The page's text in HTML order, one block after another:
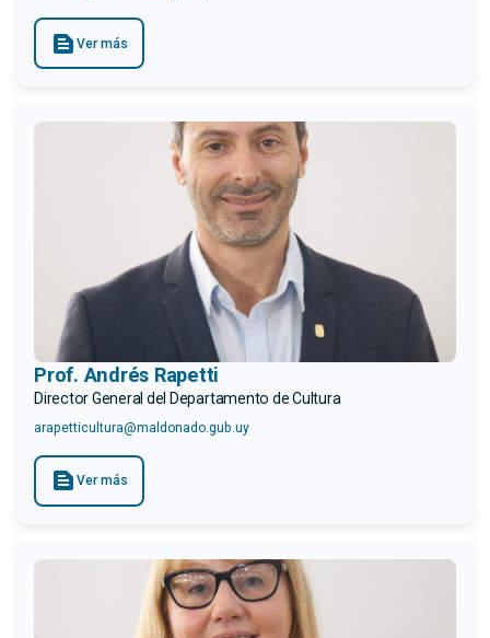
text_snippet Ver más
Prof. Andrés Rapetti
Director General del Departamento de Cultura
arapetticultura@maldonado.gub.uy
text_snippet Ver más